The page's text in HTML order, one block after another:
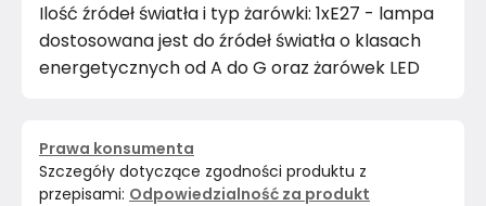
Ilość źródeł światła i typ żarówki: 1xE27 - lampa
dostosowana jest do źródeł światła o klasach
energetycznych od A do G oraz żarówek LED
Prawa konsumenta
Szczegóły dotyczące zgodności produktu z
przepisami: Odpowiedzialność za produkt